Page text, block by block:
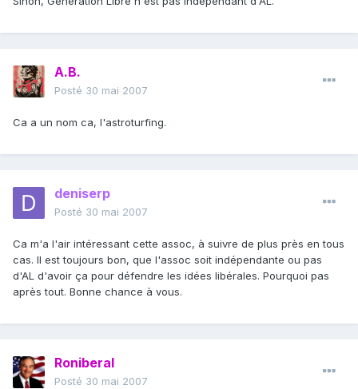
A.B.
Posté 30 mai 2007
Ca a un nom ca, l'astroturfing.
deniserp
Posté 30 mai 2007
Ca m'a l'air intéressant cette assoc, à suivre de plus près en tous
cas. Il est toujours bon, que l'assoc soit indépendante ou pas
d'AL d'avoir ça pour défendre les idées libérales. Pourquoi pas
après tout. Bonne chance à vous.
Roniberal
Posté 30 mai 2007